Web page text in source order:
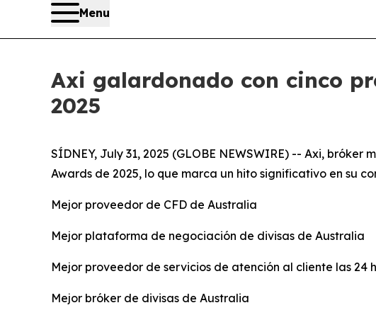
Menu
Axi galardonado con cinco
2025
SÍDNEY, July 31, 2025 (GLOBE NEWSWIRE) -- Axi,
Awards de 2025, lo que marca un hito significativo en su
Mejor proveedor de CFD de Australia
Mejor plataforma de negociación de divisas de Australia
Mejor proveedor de servicios de atención al cliente las 24
Mejor bróker de divisas de Australia